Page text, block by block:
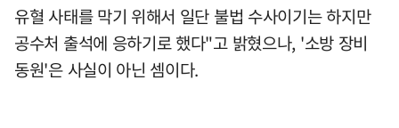
유혈 사태를 막기 위해서 일단 불법 수사이기는 하지만
공수처 출석에 응하기로 했다"고 밝혔으나, '소방 장비
동원'은 사실이 아닌 셈이다.